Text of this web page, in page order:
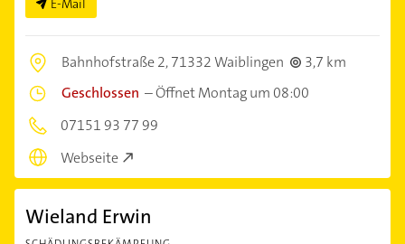
E-Mail
Bahnhofstraße 2,71332 Waiblingen
3,7 km
Geschlossen –Öffnet Montag um 08:00
07151 93 77 99
Webseite
Wieland Erwin